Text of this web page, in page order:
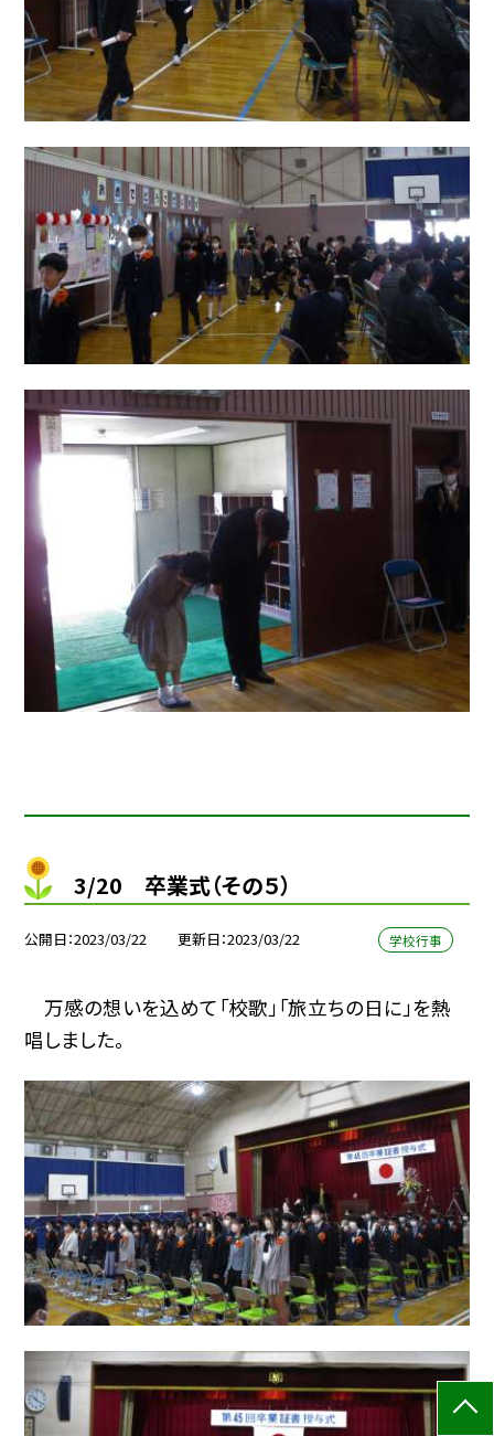
3/20 卒業式（その５）
公開日 2023/03/22 更新日 2023/03/22 学校行事
万感の想いを込めて「校歌」「旅立ちの日に」を熱
唱しました。